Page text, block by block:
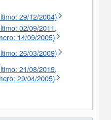
29/12/2004)
02/09/2011,
14/09/2005)
26/03/2009)
21/08/2019,
29/04/2005)